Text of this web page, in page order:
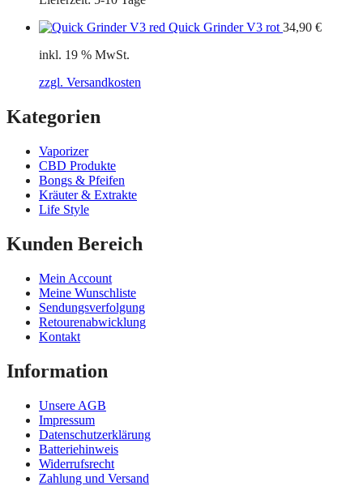
Quick Grinder V3 rot 34,90 €
inkl. 19 % MwSt.
zzgl. Versandkosten
Kategorien
Vaporizer
CBD Produkte
Bongs & Pfeifen
Kräuter & Extrakte
Life Style
Kunden Bereich
Mein Account
Meine Wunschliste
Sendungsverfolgung
Retourenabwicklung
Kontakt
Information
Unsere AGB
Impressum
Datenschutzerklärung
Batteriehinweis
Widerrufsrecht
Zahlung und Versand